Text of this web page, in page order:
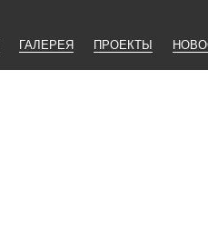
ГАЛЕРЕЯ ПРОЕКТЫ